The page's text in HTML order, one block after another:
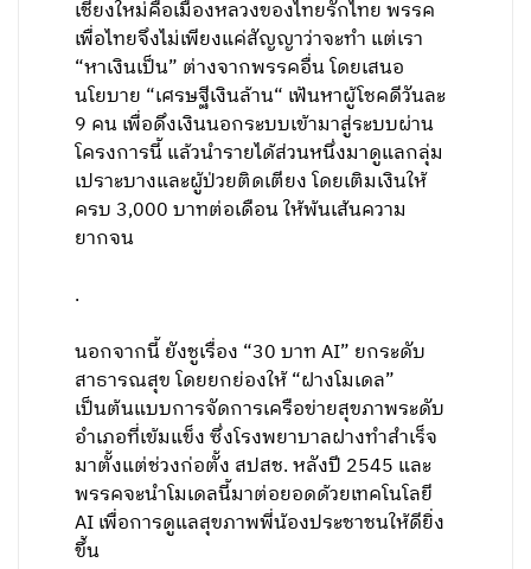
เชียงใหม่คือเมืองหลวงของไทยรักไทย พรรค
เพื่อไทยจึงไม่เพียงแค่สัญญาว่าจะทำ แต่เรา
“หาเงินเป็น” ต่างจากพรรคอื่น โดยเสนอ
นโยบาย “เศรษฐีเงินล้าน“ เฟ้นหาผู้โชคดีวันละ
9 คน เพื่อดึงเงินนอกระบบเข้ามาสู่ระบบผ่าน
โครงการนี้ แล้วนำรายได้ส่วนหนึ่งมาดูแลกลุ่ม
เปราะบางและผู้ป่วยติดเตียง โดยเติมเงินให้
ครบ 3,000 บาทต่อเดือน ให้พ้นเส้นความ
ยากจน
.
นอกจากนี้ ยังชูเรื่อง “30 บาท AI” ยกระดับ
สาธารณสุข โดยยกย่องให้ “ฝางโมเดล”
เป็นต้นแบบการจัดการเครือข่ายสุขภาพระดับ
อำเภอที่เข้มแข็ง ซึ่งโรงพยาบาลฝางทำสำเร็จ
มาตั้งแต่ช่วงก่อตั้ง สปสช. หลังปี 2545 และ
พรรคจะนำโมเดลนี้มาต่อยอดด้วยเทคโนโลยี
AI เพื่อการดูแลสุขภาพพี่น้องประชาชนให้ดียิ่ง
ขึ้น